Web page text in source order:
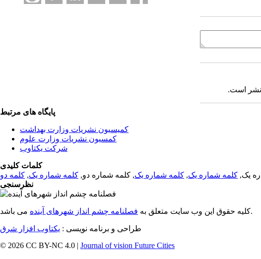
است.
پایگاه های مرتبط
کمیسیون نشریات وزارت بهداشت
کمسیون نشریات وزارت علوم
شرکت یکتاوب
کلمات کلیدی
یک, کلمه شماره یک, کلمه شماره یک, کلمه شماره دو, کلمه شماره یک, کلمه دو
نظرسنجی
کلیه حقوق این وب سایت متعلق به فصلنامه چشم انداز شهرهای آینده می باشد.
طراحی و برنامه نویسی : یکتاوب افزار شرق
© 2026 CC BY-NC 4.0 | Journal of vision Future Cities